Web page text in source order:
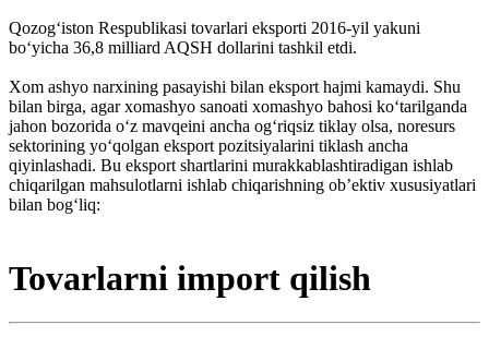
Qozogʻiston Respublikasi tovarlari eksporti 2016-yil yakuni
boʻyicha 36,8 milliard AQSH dollarini tashkil etdi.
Xom ashyo narxining pasayishi bilan eksport hajmi kamaydi. Shu
bilan birga, agar xomashyo sanoati xomashyo bahosi koʻtarilganda
jahon bozorida oʻz mavqeini ancha ogʻriqsiz tiklay olsa, noresurs
sektorining yoʻqolgan eksport pozitsiyalarini tiklash ancha
qiyinlashadi. Bu eksport shartlarini murakkablashtiradigan ishlab
chiqarilgan mahsulotlarni ishlab chiqarishning ob’ektiv xususiyatlari
bilan bogʻliq:
Tovarlarni import qilish